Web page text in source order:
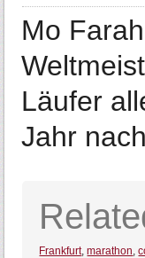
Mo
Läufer
Jahr
Frankfurt,marathon,